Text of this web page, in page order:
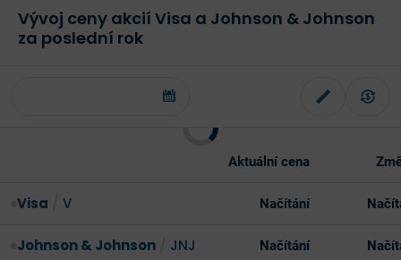
Vývoj ceny akcií Visa a Johnson & Johnson
za poslední rok
Aktuální cena
Visa V Načítání
Johnson & Johnson JNJ Načítání